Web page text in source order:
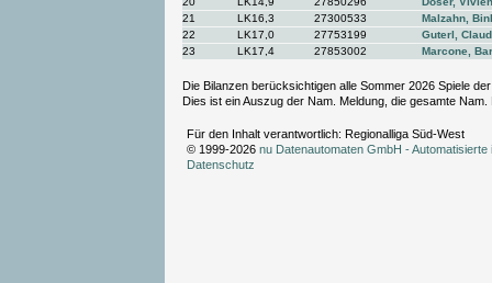
21
LK16,3 27300533
Malzahn,
22
LK17,0 27753199
Guterl,
23
LK17,4 27853002 Marcone,
Die Bilanzen berücksichtigen alle Sommer 2026 Spiele
Dies ist ein Auszug der Nam. Meldung, die gesamte
Für den Inhalt verantwortlich: Regionalliga Süd-West
© 1999-2026 nu Datenautomaten GmbH -
Datenschutz